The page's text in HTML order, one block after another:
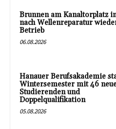
Brunnen am Kanaltorplatz
nach Wellenreparatur
Betrieb
06.08.2026
Hanauer Berufsakademie
Wintersemester mit 46
Studierenden und
Doppelqualifikation
05.08.2026